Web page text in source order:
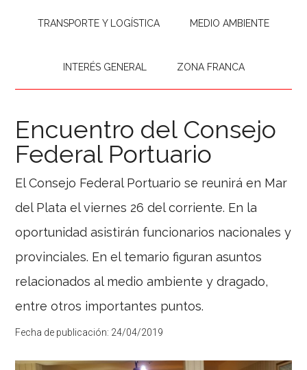
TRANSPORTE Y LOGÍSTICA MEDIO AMBIENTE
INTERÉS GENERAL ZONA FRANCA
Encuentro del Consejo
Federal Portuario
El Consejo Federal Portuario se reunirá en Mar
del Plata el viernes 26 del corriente. En la
oportunidad asistirán funcionarios nacionales y
provinciales. En el temario figuran asuntos
relacionados al medio ambiente y dragado,
entre otros importantes puntos.
Fecha de publicación: 24/04/2019